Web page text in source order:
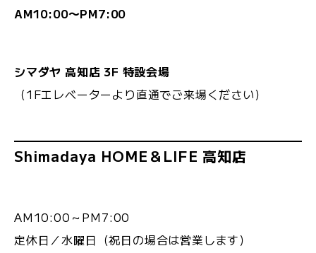
AM10:00〜PM7:00
シマダヤ 高知店 3F 特設会場
（1Fエレベーターより直通でご来場ください）
Shimadaya HOME＆LIFE 高知店
AM10:00～PM7:00
定休日／水曜日（祝日の場合は営業します）